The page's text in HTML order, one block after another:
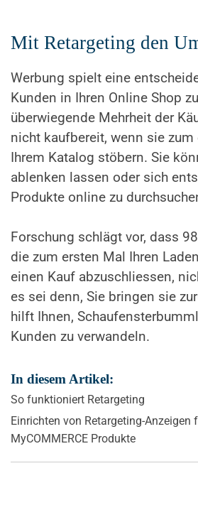
Mit Retargeting den
Werbung spielt eine
Kunden in Ihren Online Shop
überwiegende Mehrheit der
nicht kaufbereit, wenn sie
Ihrem Katalog stöbern. Sie
ablenken lassen oder sich
Produkte online zu
Forschung schlägt vor, dass
die zum ersten Mal Ihren
einen Kauf abzuschliessen,
es sei denn, Sie bringen sie
hilft Ihnen,
Kunden zu verwandeln.
In diesem Artikel:
So funktioniert Retargeting
Einrichten von Retargeting-Anzeigen
MyCOMMERCE Produkte